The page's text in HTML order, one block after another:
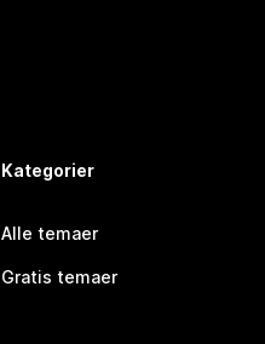
Kategorier
Alle temaer
Gratis temaer